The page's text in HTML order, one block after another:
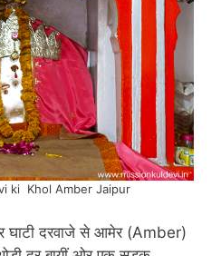
ki Khol Amber Jaipur
घाटी दरवाजे से आमेर (Amber)